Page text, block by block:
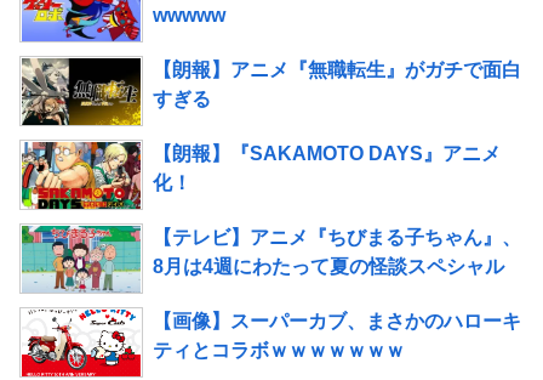
wwwww
【朗報】アニメ『無職転生』がガチで面白
すぎる
【朗報】『SAKAMOTO DAYS』アニメ
化！
【テレビ】アニメ『ちびまる子ちゃん』、
8月は4週にわたって夏の怪談スペシャル
【画像】スーパーカブ、まさかのハローキ
ティとコラボｗｗｗｗｗｗｗ